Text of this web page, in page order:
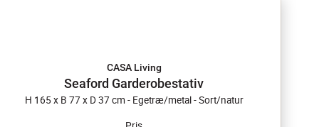
CASA Living
Seaford Garderobestativ
H 165 x B 77 x D 37 cm - Egetræ/metal - Sort/natur